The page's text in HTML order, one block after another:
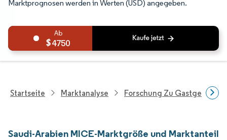
Marktprognosen werden in Werten (USD) angegeben.
4750
Startseite Marktanalyse Forschung Zu Gastgewerbe
Saudi-Arabien MICE-Marktgröße und Marktanteil